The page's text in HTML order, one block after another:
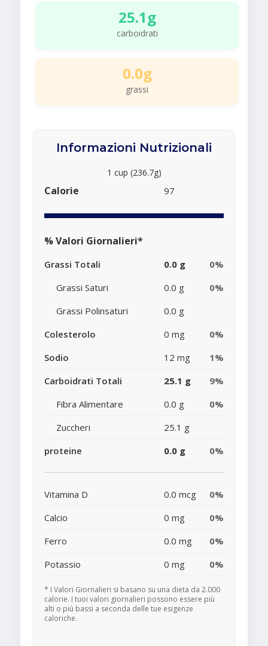
25.1g
carboidrati
0.0g
grassi
Informazioni Nutrizionali
1 cup (236.7g)
Calorie 97
% Valori Giornalieri*
Grassi Totali 0.0 g
0%
Grassi Saturi
0.0 g
0%
Grassi Polinsaturi
0.0 g
Colesterolo
0 mg
0%
Sodio
12 mg
1%
Carboidrati Totali
25.1 g
9%
Fibra Alimentare
0.0 g
0%
Zuccheri
25.1 g
proteine
0.0 g 0%
Vitamina D 0.0 mcg
0%
Calcio
0 mg
0%
Ferro
0.0 mg
0%
Potassio
0 mg 0%
* I Valori Giornalieri si basano su una dieta da 2.000
calorie. I tuoi valori giornalieri possono essere più
alti o più bassi a seconda delle tue esigenze
caloriche.